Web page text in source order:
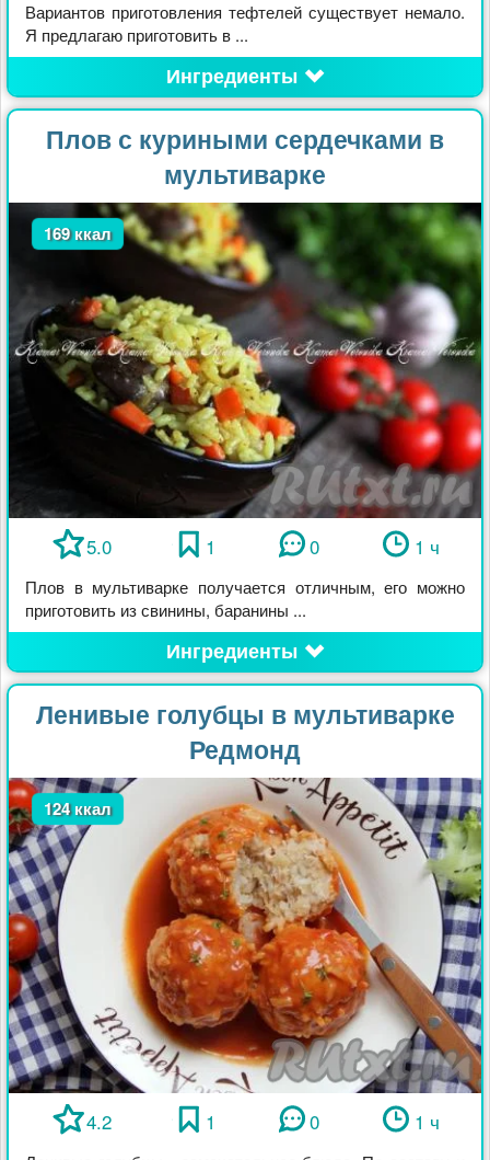
Вариантов приготовления тефтелей существует немало.
Я предлагаю приготовить в ...
Ингредиенты
Плов с куриными сердечками в
мультиварке
169 ккал
5.0 1 0 1 ч
Плов в мультиварке получается отличным, его можно
приготовить из свинины, баранины ...
Ингредиенты
Ленивые голубцы в мультиварке
Редмонд
124 ккал
4.2 1 0 1 ч